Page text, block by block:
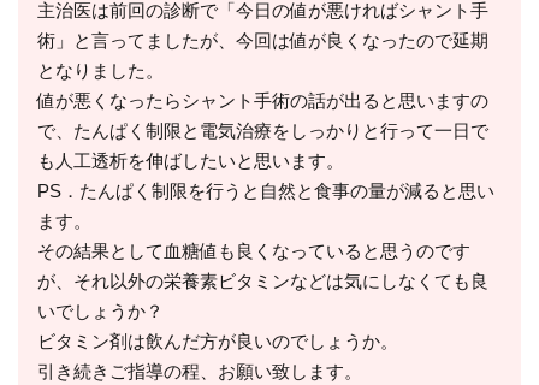
主治医は前回の診断で「今日の値が悪ければシャント手
術」と言ってましたが、今回は値が良くなったので延期
となりました。
値が悪くなったらシャント手術の話が出ると思いますの
で、たんぱく制限と電気治療をしっかりと行って一日で
も人工透析を伸ばしたいと思います。
PS．たんぱく制限を行うと自然と食事の量が減ると思い
ます。
その結果として血糖値も良くなっていると思うのです
が、それ以外の栄養素ビタミンなどは気にしなくても良
いでしょうか？
ビタミン剤は飲んだ方が良いのでしょうか。
引き続きご指導の程、お願い致します。